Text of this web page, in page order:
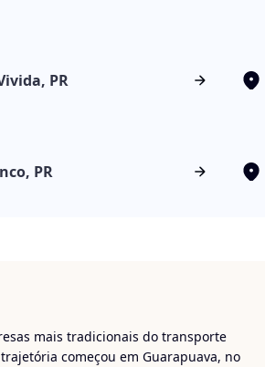
PR
PR
mais tradicionais do transporte
começou em Guarapuava, no